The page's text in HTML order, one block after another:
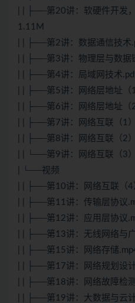
| | ├──第20讲：软硬件开发
1.11M
| | ├──第2讲：数据通信技
| | ├──第3讲：物理层与数据
| | ├──第4讲：局域网技术
| | ├──第5讲：网络层地址（
| | ├──第6讲：网络层地址（
| | ├──第7讲：网络互联（1
| | ├──第8讲：网络互联（2
| | └──第9讲：网络互联（3
| └──视频
| | ├──第10讲：网络互联（
| | ├──第11讲：传输层协议
| | ├──第12讲：应用层协议
| | ├──第13讲：无线网络与
| | ├──第15讲：网络存储
| | ├──第17讲：网络规划设
| | ├──第18讲：网络故障检
| | ├──第19讲： 大数据与 云